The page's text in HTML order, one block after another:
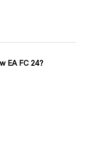
EA FC 24?